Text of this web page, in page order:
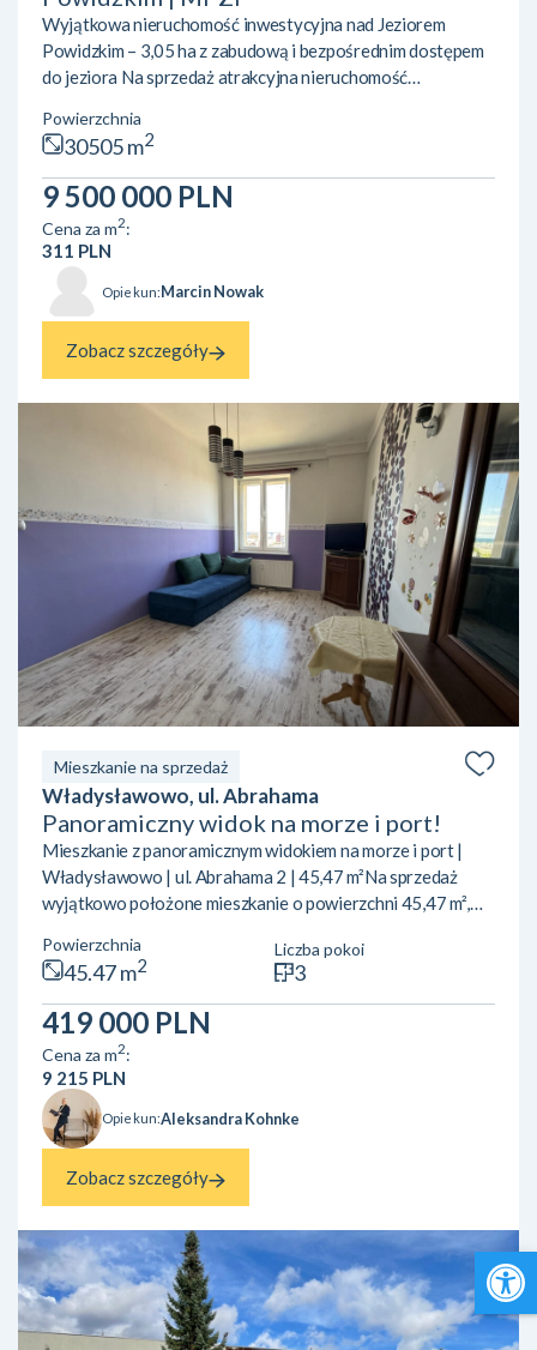
Wyjątkowa nieruchomość inwestycyjna nad Jeziorem
Powidzkim – 3,05 ha z zabudową i bezpośrednim dostępem
do jeziora Na sprzedaż atrakcyjna nieruchomość
Słupeckiej /Spacerowej, w gminie Ostrowite. Działka nr
112/20 o łącznej powierzchni 30 505 m² (3,05 ha) znajduje
się w unikalnej lokalizacji – bezpośrednio przy linii
brzegowej Jeziora Powidzkiego, jednego z najczystszych
jezior w Polsce. Zabudowa i infrastrukturaNa terenie
nierucho...
Powierzchnia
30505 m2
9 500 000 PLN
Cena za m2:
311 PLN
Opiekun:Marcin Nowak
Zobacz szczegóły
Mieszkanie na sprzedaż
Władysławowo, ul. Abrahama
Panoramiczny widok na morze i port!
Mieszkanie z panoramicznym widokiem na morze i port |
Władysławowo | ul. Abrahama 2 | 45,47 m²Na sprzedaż
wyjątkowo położone mieszkanie o powierzchni 45,47 m²,
jednej z najbardziej pożądanych lokalizacji w mieście.
Nieruchomość znajduje się na 4. (ostatnim) piętrze
zadbanego budynku, z którego rozpościera się piękny widok
na otwarte Morze Bałtyckie oraz port. To oferta dla osób
szukających mieszkania z potencjałem inwestycyjnym lub
własn...
Powierzchnia
45.47 m2
Liczba pokoi
3
419 000 PLN
Cena za m2:
9 215 PLN
Opiekun:Aleksandra Kohnke
Zobacz szczegóły